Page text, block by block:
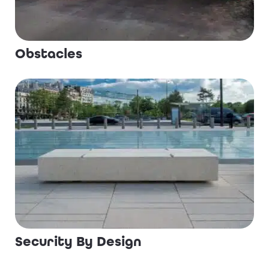
Obstacles
Security By Design